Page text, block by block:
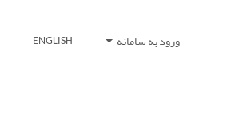
ورود به سامانه ENGLISH